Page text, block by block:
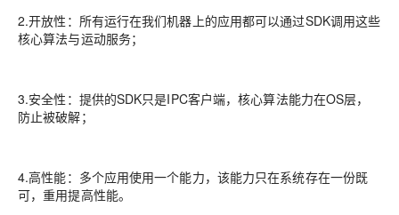
2.开放性 ：所有运行在我们机器上的应用都可以通过SDK调用这些
核心算法与运动服务；
3.安全性 ：提供的SDK只是IPC客户端，核心算法能力在OS层，
防止被破解；
4.高性能：多个应用使用一个能力，该能力只在系统存在一份既
可，重用提高性能。